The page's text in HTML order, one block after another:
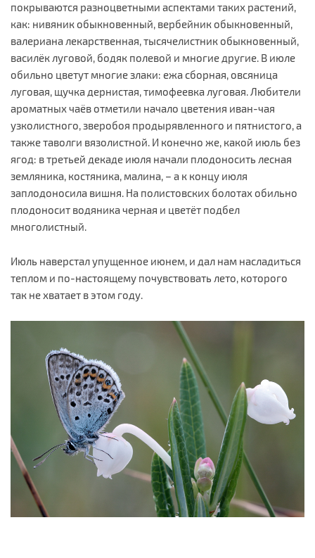
покрываются разноцветными аспектами таких растений,
как: нивяник обыкновенный, вербейник обыкновенный,
валериана лекарственная, тысячелистник обыкновенный,
василёк луговой, бодяк полевой и многие другие. В июле
обильно цветут многие злаки: ежа сборная, овсяница
луговая, щучка дернистая, тимофеевка луговая. Любители
ароматных чаёв отметили начало цветения иван-чая
узколистного, зверобоя продырявленного и пятнистого, а
также таволги вязолистной. И конечно же, какой июль без
ягод: в третьей декаде июля начали плодоносить лесная
земляника, костяника, малина, – а к концу июля
заплодоносила вишня. На полистовских болотах обильно
плодоносит водяника черная и цветёт подбел
многолистный.
Июль наверстал упущенное июнем, и дал нам насладиться
теплом и по-настоящему почувствовать лето, которого
так не хватает в этом году.